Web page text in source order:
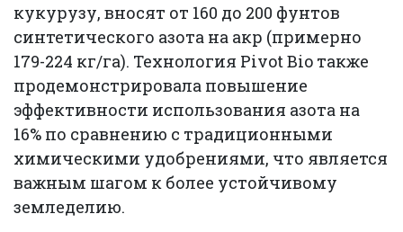
кукурузу, вносят от 160 до 200 фунтов
синтетического азота на акр (примерно
179-224 кг/га). Технология Pivot Bio также
продемонстрировала повышение
эффективности использования азота на
16% по сравнению с традиционными
химическими удобрениями, что является
важным шагом к более устойчивому
земледелию.